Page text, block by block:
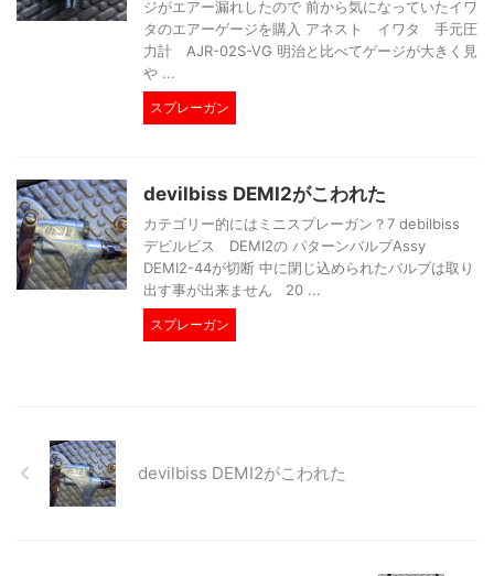
ジがエアー漏れしたので 前から気になっていたイワ
タのエアーゲージを購入 アネスト イワタ 手元圧
力計 AJR-02S-VG 明治と比べてゲージが大きく見
や ...
スプレーガン
devilbiss DEMI2がこわれた
カテゴリー的にはミニスプレーガン？7 debilbiss
デビルビス DEMI2の パターンバルブAssy
DEMI2-44が切断 中に閉じ込められたバルブは取り
出す事が出来ません 20 ...
スプレーガン
devilbiss DEMI2がこわれた